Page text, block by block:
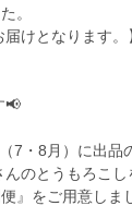
。
けとなります。
📢
7・8月）に出品
のとうもろこ
』をご用意しま